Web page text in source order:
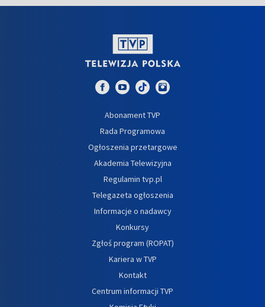
Abonament TVP
Rada Programowa
Ogłoszenia przetargowe
Akademia Telewizyjna
Regulamin tvp.pl
Telegazeta ogłoszenia
Informacje o nadawcy
Konkursy
Zgłoś program (ROPAT)
Kariera w TVP
Kontakt
Centrum informacji TVP